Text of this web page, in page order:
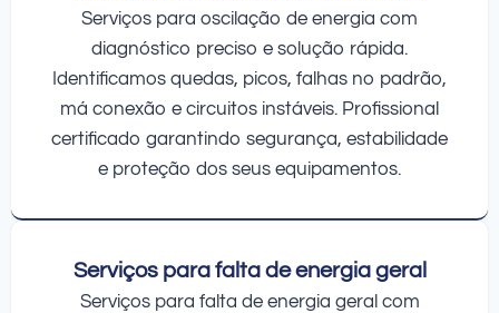
Serviços para oscilação de energia com
diagnóstico preciso e solução rápida.
Identificamos quedas, picos, falhas no padrão,
má conexão e circuitos instáveis. Profissional
certificado garantindo segurança, estabilidade
e proteção dos seus equipamentos.
Serviços para falta de energia geral
Serviços para falta de energia geral com